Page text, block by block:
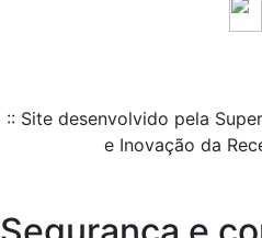
:: Site desenvolvido pela
e Inovação da